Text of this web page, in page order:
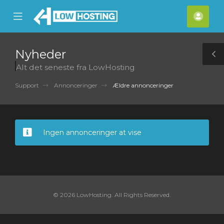
Mobile
Menu
Nyheder
Alt det seneste fra LowHosting
Support Annonceringer Ældre annonceringer
Ingen annonceringer at vise
© 2026 LowHosting. All Rights Reserved.